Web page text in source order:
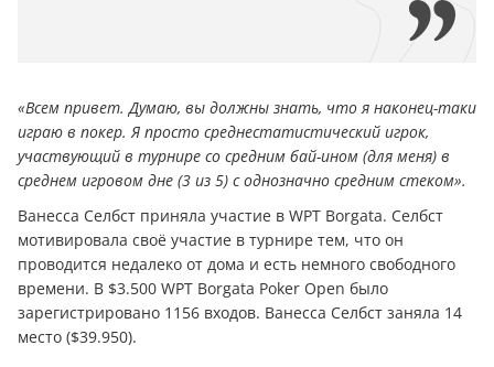
«Всем привет. Думаю, вы должны знать, что я наконец-таки
играю в покер. Я просто среднестатистический игрок,
участвующий в турнире со средним бай-ином (для меня) в
среднем игровом дне (3 из 5) с однозначно средним стеком».
Ванесса Селбст приняла участие в WPT Borgata. Селбст
мотивировала своё участие в турнире тем, что он
проводится недалеко от дома и есть немного свободного
времени. В $3.500 WPT Borgata Poker Open было
зарегистрировано 1156 входов. Ванесса Селбст заняла 14
место ($39.950).